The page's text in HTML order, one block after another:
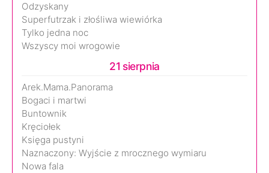
Odzyskany
Superfutrzak i złośliwa wiewiórka
Tylko jedna noc
Wszyscy moi wrogowie
21 sierpnia
Arek.Mama.Panorama
Bogaci i martwi
Buntownik
Kręciołek
Księga pustyni
Naznaczony: Wyjście z mrocznego wymiaru
Nowa fala